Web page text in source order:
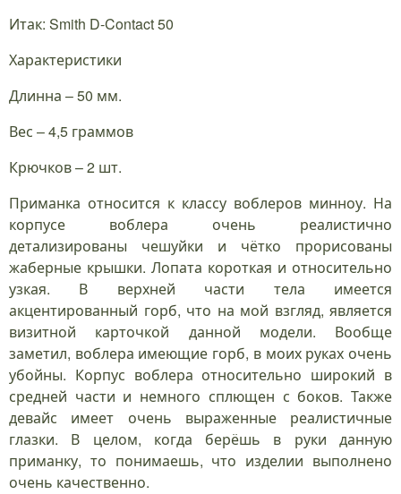
Итак: Smith D-Contact 50
Характеристики
Длинна – 50 мм.
Вес – 4,5 граммов
Крючков – 2 шт.
Приманка относится к классу воблеров минноу. На
корпусе воблера очень реалистично
детализированы чешуйки и чётко прорисованы
жаберные крышки. Лопата короткая и относительно
узкая. В верхней части тела имеется
акцентированный горб, что на мой взгляд, является
визитной карточкой данной модели. Вообще
заметил, воблера имеющие горб, в моих руках очень
убойны. Корпус воблера относительно широкий в
средней части и немного сплющен с боков. Также
девайс имеет очень выраженные реалистичные
глазки. В целом, когда берёшь в руки данную
приманку, то понимаешь, что изделии выполнено
очень качественно.